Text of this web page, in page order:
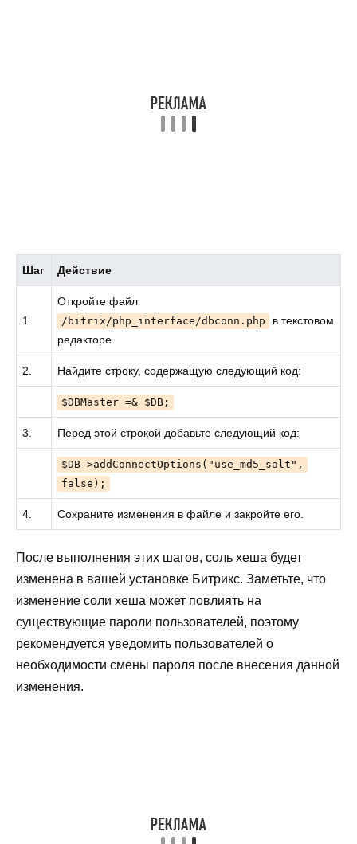
Шаг Действие
1.
Откройте файл
/bitrix/php_interface/dbconn.php
в текстовом
редакторе.
2. Найдите строку, содержащую следующий код:
$DBMaster =& $DB;
3. Перед этой строкой добавьте следующий код:
$DB->addConnectOptions("use_md5_salt",
false);
4. Сохраните изменения в файле и закройте его.
После выполнения этих шагов, соль хеша будет
изменена в вашей установке Битрикс. Заметьте, что
изменение соли хеша может повлиять на
существующие пароли пользователей, поэтому
рекомендуется уведомить пользователей о
необходимости смены пароля после внесения данной
изменения.